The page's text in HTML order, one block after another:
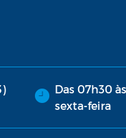
Das 07h30
sexta-feira